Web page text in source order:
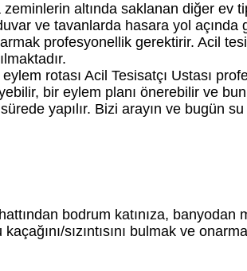
altında saklanan diğer ev
ve tavanlarda hasara yol açında
profesyonellik gerektirir. Acil
rotası Acil Tesisatçı Ustası
bir eylem planı önerebilir ve
yapılır. Bizi arayın ve bugün
bodrum katınıza, banyodan
sızıntısını bulmak ve